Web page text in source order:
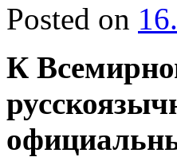
Posted on
К